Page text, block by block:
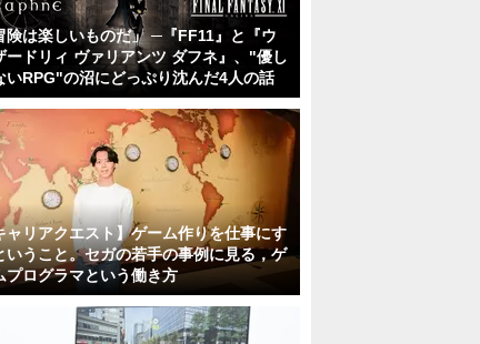
険は楽しいものだ」 ─『FF11』と『ウ
ードリィ ヴァリアンツ ダフネ』、"優し
いRPG"の沼にどっぷり沈んだ4人の話
ャリアクエスト】ゲーム作りを仕事にす
いうこと。セガの若手の事例に見る，ゲ
プログラマという働き方